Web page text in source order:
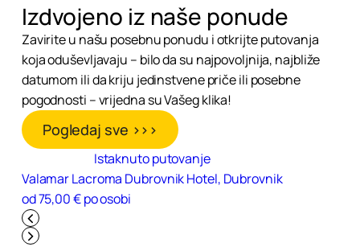
Izdvojeno iz naše ponude
Zavirite u našu posebnu ponudu i otkrijte putovanja
koja oduševljavaju – bilo da su najpovoljnija, najbliže
datumom ili da kriju jedinstvene priče ili posebne
pogodnosti – vrijedna su Vašeg klika!
Pogledaj sve >>>
Istaknuto putovanje
Valamar Lacroma Dubrovnik Hotel, Dubrovnik
od 75,00 € po osobi